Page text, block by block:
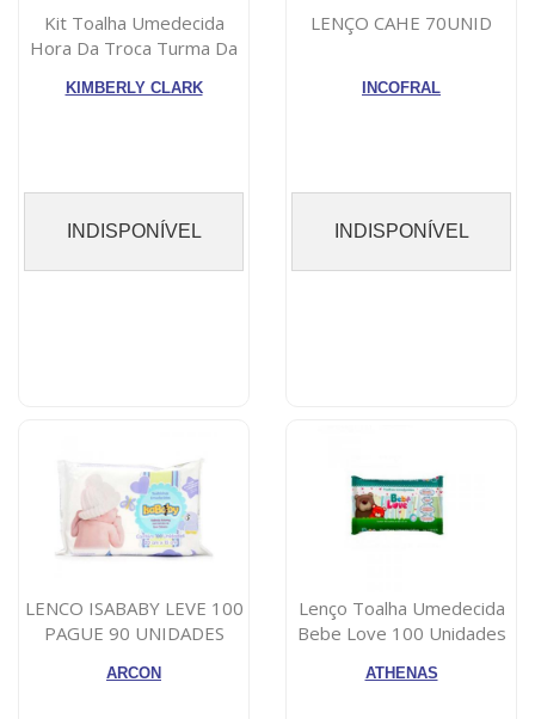
Kit Toalha Umedecida
Hora Da Troca Turma Da
KIMBERLY CLARK
INDISPONÍVEL
LENÇO CAHE 70UNID
INCOFRAL
INDISPONÍVEL
LENCO ISABABY LEVE 100
PAGUE 90 UNIDADES
ARCON
Lenço Toalha Umedecida
Bebe Love 100 Unidades
ATHENAS